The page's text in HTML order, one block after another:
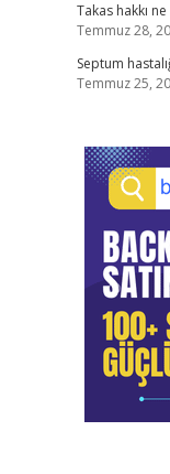
Takas hakkı
Temmuz 28,
Septum
Temmuz 25,